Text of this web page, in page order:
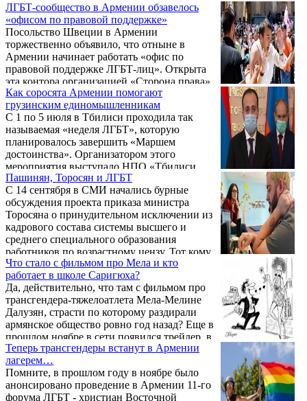
посоветовать тем, у кого будут просить в
этот период автограф: господа,
внимательно посмотрите на тех, ...
ЛГБТ-сообщество в Армении обзавелось
«офисом по правовой поддержке»
Посольство Швеции в Армении
торжественно объявило, что отныне в
Армении начинает работать «офис по
правовой поддержке ЛГБТ-лиц». Открыта
эта контора организацией «Сторона права»,
которая называет себя правозащитной.
Как соросята Армении помогают
грузинским единомышленникам
С 1 по 5 июля в Тбилиси проходила так
называемая «неделя ЛГБТ», которую
планировалось завершить «Маршем
достоинства». Организатором этого
мероприятия выступало НПО «Тбилиси
прайд», которое пропагандирует в Грузии
идеи нетрадиционных отношений и
солидарность с представителями секс-
меньшинств по всему миру. Но маршу не
суждено было случиться, поскольку акция
была жестко пресечена сторонниками
традиционных ценностей. 5 июля
противники проведения гей-парада в
Грузии перекрыли проспект Руставели и
напали ...
Пашинян, Торосян и ЛГБТ
С 14 сентября в СМИ начались бурные
обсуждения проекта приказа министра
Торосяна о принудительном исключении из
кадрового состава системы высшего и
среднего специального образования
работников по возрастному цензу. Тот кому
исполнился 65 и выше будет выводиться из
штатного расписания подобных заведений.
Что стало с фильмом про Мела и кто
работает в школе Саригюха?
Да, действительно, что там с фильмом про
трансгендера-тяжелоатлета Мела-Мелине
Далузян, страсти по которому раздирали
армянское общество ровно год назад? Еще в
прошлом ноябре в сети появился трейлер, в
котором он рассказывал душераздирающие
истории о своем тяжелом детстве и
юношестве, об ощущениях себя мальчиком
и о том, что чувствовал себя чужим и в
женском, и в мужском туалете. Не сказал
Теперь трансгендеры встанут в Армении
лагерем…
Помните, в прошлом году в ноябре было
анонсировано проведение в Армении 11-го
форума ЛГБТ - христиан Восточной